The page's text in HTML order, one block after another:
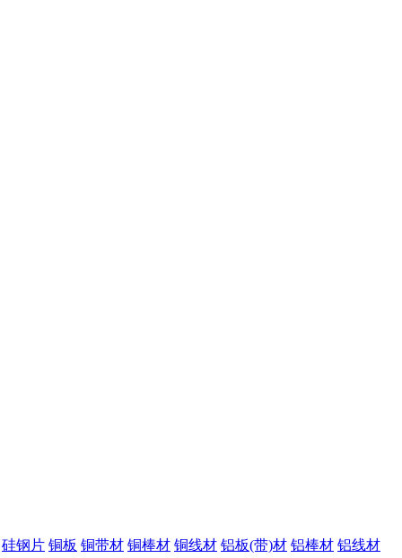
硅钢片 铜板 铜带材 铜棒材 铜线材 铝板(带)材 铝棒材 铝线材